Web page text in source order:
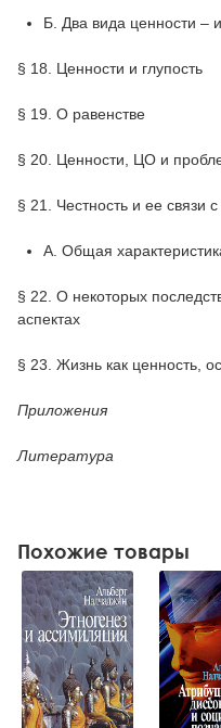
Б. Два вида ценности –
§ 18. Ценности и глупость
§ 19. О равенстве
§ 20. Ценности, ЦО и
§ 21. Честность и ее связи
А. Общая
§ 22. О некоторых
аспектах
§ 23. Жизнь как ценность,
Приложения
Литература
Похожие товары